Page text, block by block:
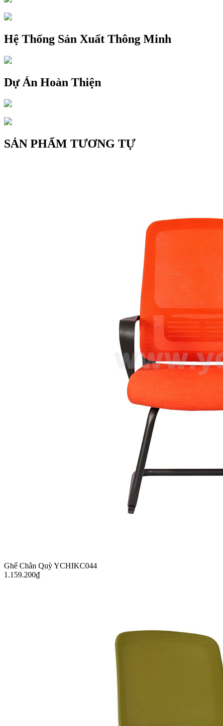
Hệ Thống Sản Xuất Thông Minh
Dự Án Hoàn Thiện
SẢN PHẨM TƯƠNG TỰ
Ghế Chân Quỳ YCHIKC044
1.159.200₫